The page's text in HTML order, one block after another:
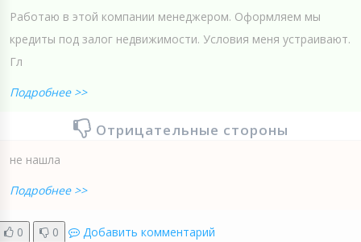
Работаю в этой компании менеджером. Оформляем мы
кредиты под залог недвижимости. Условия меня устраивают.
Гл
Подробнее >>
Отрицательные стороны
не нашла
Подробнее >>
0 0 Добавить комментарий